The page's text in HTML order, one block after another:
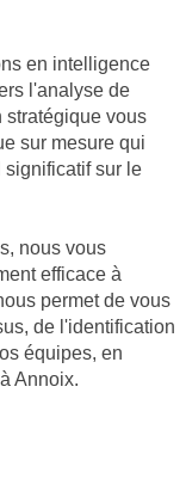
en intelligence
l'analyse de
stratégique vous
sur mesure qui
significatif sur le
nous vous
efficace à
permet de vous
de l'identification
équipes, en
Annoix.